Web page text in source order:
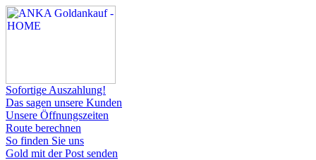
Sofortige Auszahlung!
Das sagen unsere Kunden
Unsere Öffnungszeiten
Route berechnen
So finden Sie uns
Gold mit der Post senden